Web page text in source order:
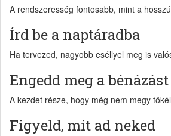
A rendszeresség fontosabb, mint a
Írd be a naptáradba
Ha tervezed, nagyobb eséllyel meg is
Engedd meg a bénázást
A kezdet része, hogy még nem megy
Figyeld, mit ad neked